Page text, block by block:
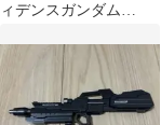
ィデンスガンダム